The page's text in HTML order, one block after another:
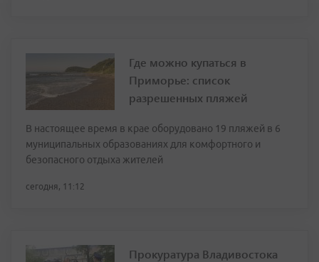
Где можно купаться в
Приморье: список
разрешенных пляжей
В настоящее время в крае оборудовано 19 пляжей в 6
муниципальных образованиях для комфортного и
безопасного отдыха жителей
сегодня, 11:12
Прокуратура Владивостока